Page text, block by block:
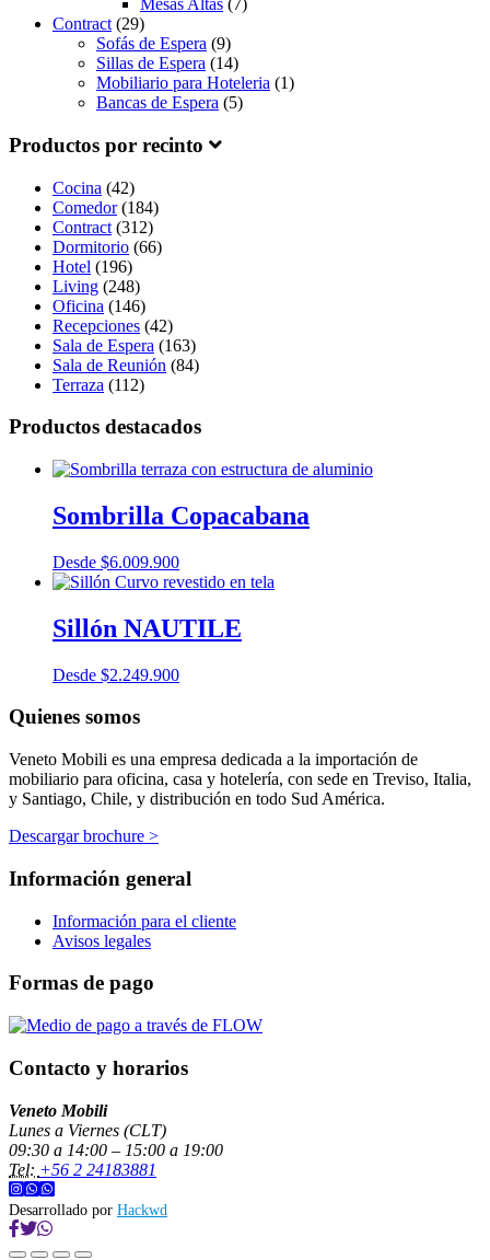
Mesas Altas (7)
Contract (29)
Sofás de Espera (9)
Sillas de Espera (14)
Mobiliario para Hoteleria (1)
Bancas de Espera (5)
Productos por recinto
Cocina (42)
Comedor(184)
Contract (312)
Dormitorio (66)
Hotel (196)
Living (248)
Oficina (146)
Recepciones (42)
Sala de Espera (163)
Sala de Reunión (84)
Terraza (112)
Productos destacados
Sombrilla Copacabana
Desde $6.009.900
Sillón NAUTILE
Desde $2.249.900
Quienes somos
Veneto Mobili es una empresa dedicada a la importación de
mobiliario para oficina, casa y hotelería, con sede en Treviso, Italia,
y Santiago, Chile, y distribución en todo Sud América.
Descargar brochure >
Información general
Información para el cliente
Avisos legales
Formas de pago
Contacto y horarios
Veneto Mobili
Lunes a Viernes (CLT)
09:30 a 14:00 – 15:00 a 19:00
Tel: +56 2 24183881
Desarrollado por Hackwd